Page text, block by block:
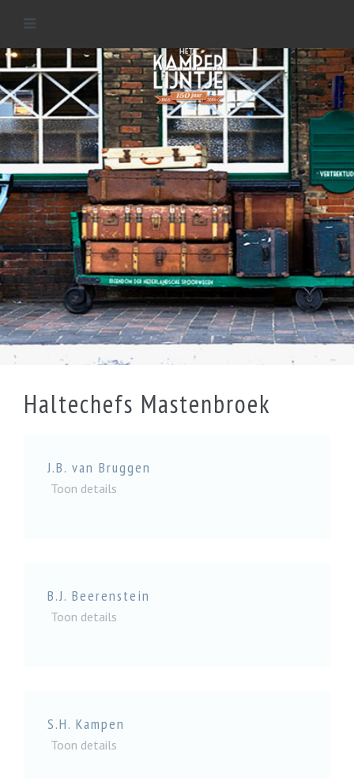
Stations van het Kamperlijntje
READ MORE
Haltechefs Mastenbroek
J.B. van Bruggen
Toon details
B.J. Beerenstein
Toon details
S.H. Kampen
Toon details